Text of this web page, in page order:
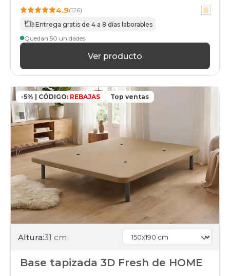
4.9(126)
Entrega gratis de 4 a 8 días laborables
Quedan 50 unidades
Ver producto
-5% | CÓDIGO: REBAJAS Top ventas
Altura:31 cm
Base tapizada 3D Fresh de HOME